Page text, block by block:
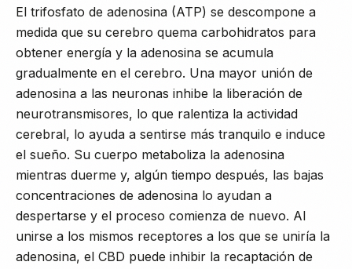
El trifosfato de adenosina (ATP) se descompone a
medida que su cerebro quema carbohidratos para
obtener energía y la adenosina se acumula
gradualmente en el cerebro. Una mayor unión de
adenosina a las neuronas inhibe la liberación de
neurotransmisores, lo que ralentiza la actividad
cerebral, lo ayuda a sentirse más tranquilo e induce
el sueño. Su cuerpo metaboliza la adenosina
mientras duerme y, algún tiempo después, las bajas
concentraciones de adenosina lo ayudan a
despertarse y el proceso comienza de nuevo. Al
unirse a los mismos receptores a los que se uniría la
adenosina, el CBD puede inhibir la recaptación de